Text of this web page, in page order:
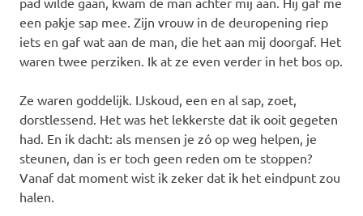
een pakje sap mee. Zijn vrouw in de deuropening riep
iets en gaf wat aan de man, die het aan mij doorgaf. Het
waren twee perziken. Ik at ze even verder in het bos op.
Ze waren goddelijk. IJskoud, een en al sap, zoet,
dorstlessend. Het was het lekkerste dat ik ooit gegeten
had. En ik dacht: als mensen je zó op weg helpen, je
steunen, dan is er toch geen reden om te stoppen?
Vanaf dat moment wist ik zeker dat ik het eindpunt zou
halen.